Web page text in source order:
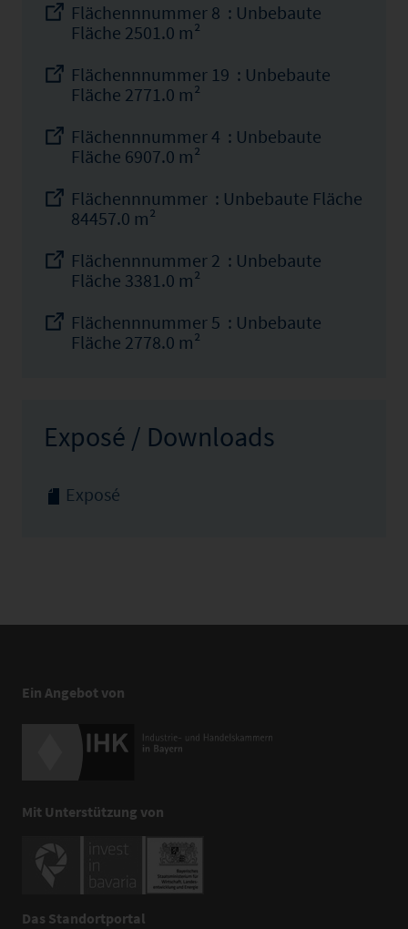
Flächennnummer 8 : Unbebaute
Fläche 2501.0 m²
Flächennnummer 19 : Unbebaute
Fläche 2771.0 m²
Flächennnummer 4 : Unbebaute
Fläche 6907.0 m²
Flächennnummer : Unbebaute Fläche
84457.0 m²
Flächennnummer 2 : Unbebaute
Fläche 3381.0 m²
Flächennnummer 5 : Unbebaute
Fläche 2778.0 m²
Exposé / Downloads
Exposé
Ein Angebot von
Mit Unterstützung von
Das Standortportal